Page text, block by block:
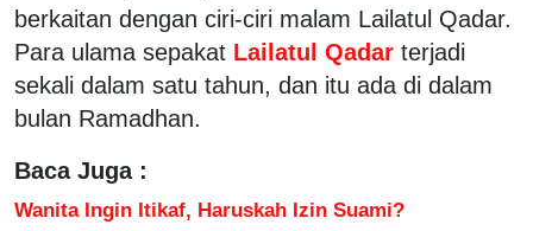
berkaitan dengan ciri-ciri malam Lailatul Qadar.
Para ulama sepakat Lailatul Qadar terjadi
sekali dalam satu tahun, dan itu ada di dalam
bulan Ramadhan.
Baca Juga :
Wanita Ingin Itikaf, Haruskah Izin Suami?